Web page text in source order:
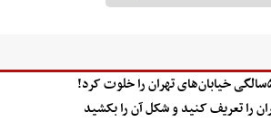
را تعریف کنید و شکل آن را بکشید